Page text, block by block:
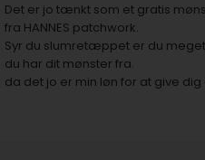
Det er jo tænkt som et gratis
fra HANNES patchwork.
Syr du slumretæppet er du
du har dit mønster fra.
da det jo er min løn for at give